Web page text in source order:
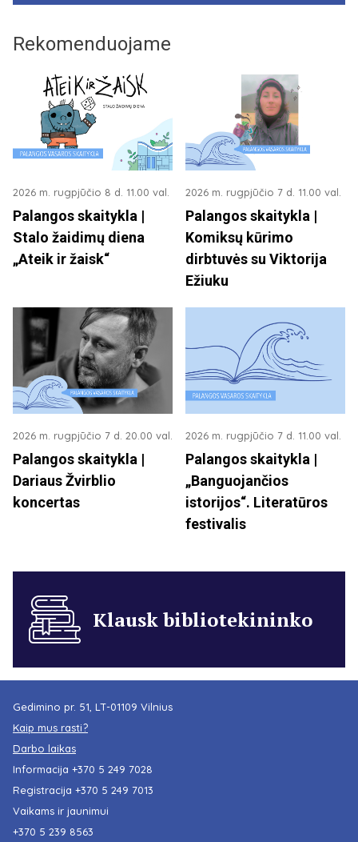
Rekomenduojame
2026 m. rugpjūčio 8 d. 11.00 val.
Palangos skaitykla |
Stalo žaidimų diena
„Ateik ir žaisk“
2026 m. rugpjūčio 7 d. 11.00 val.
Palangos skaitykla |
Komiksų kūrimo
dirbtuvės su Viktorija
Ežiuku
2026 m. rugpjūčio 7 d. 20.00 val.
Palangos skaitykla |
Dariaus Žvirblio
koncertas
2026 m. rugpjūčio 7 d. 11.00 val.
Palangos skaitykla |
„Banguojančios
istorijos“. Literatūros
festivalis
Klausk bibliotekininko
Gedimino pr. 51, LT-01109 Vilnius
Kaip mus rasti?
Darbo laikas
Informacija +370 5 249 7028
Registracija +370 5 249 7013
Vaikams ir jaunimui
+370 5 239 8563